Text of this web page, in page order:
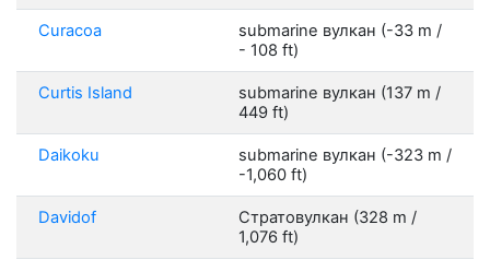
Curacoa
submarine вулкан (-33 m /
- 108 ft)
Curtis Island
submarine вулкан (137 m /
449 ft)
Daikoku
submarine вулкан (-323 m /
-1,060 ft)
Davidof
Стратовулкан (328 m /
1,076 ft)